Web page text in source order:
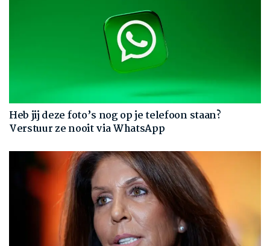
Heb jij deze foto’s nog op je telefoon staan?
Verstuur ze nooit via WhatsApp